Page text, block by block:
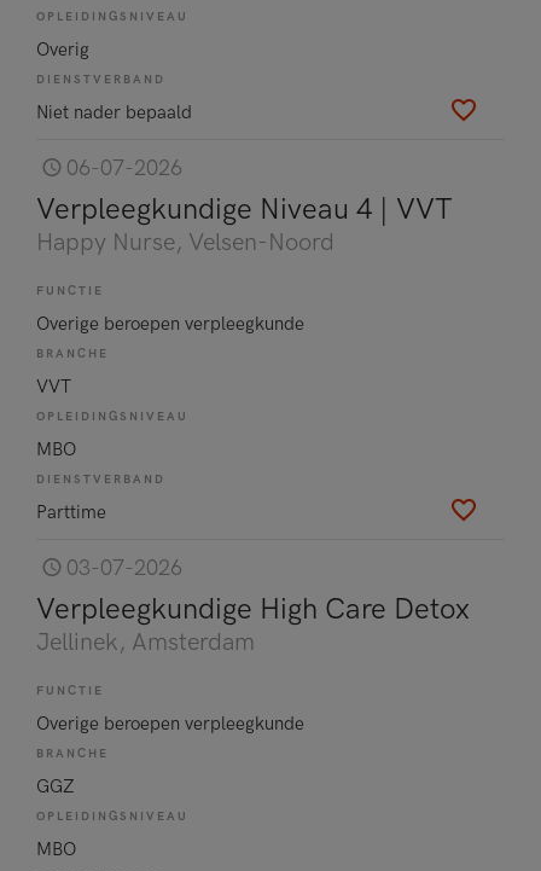
OPLEIDINGSNIVEAU
Overig
DIENSTVERBAND
Niet nader bepaald
06-07-2026
Verpleegkundige Niveau 4 | VVT
Happy Nurse, Velsen-Noord
FUNCTIE
Overige beroepen verpleegkunde
BRANCHE
VVT
OPLEIDINGSNIVEAU
MBO
DIENSTVERBAND
Parttime
03-07-2026
Verpleegkundige High Care Detox
Jellinek, Amsterdam
FUNCTIE
Overige beroepen verpleegkunde
BRANCHE
GGZ
OPLEIDINGSNIVEAU
MBO